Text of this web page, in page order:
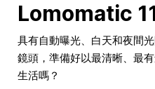
Lomomatic
具有自動曝光、白天和夜間
鏡頭，準備好以最清晰、最
生活嗎？